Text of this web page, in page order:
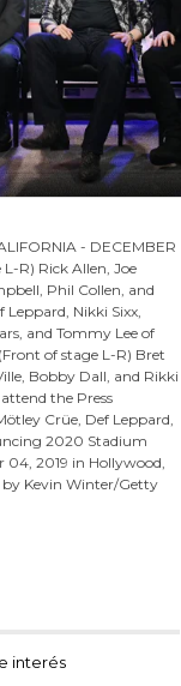
- DECEMBER
R) Rick Allen, Joe
Phil Collen, and
Leppard, Nikki Sixx,
and Tommy Lee of
of stage L-R) Bret
Bobby Dall, and Rikki
the Press
Crüe, Def Leppard,
2020 Stadium
04, 2019 in Hollywood,
Kevin Winter/Getty
interés